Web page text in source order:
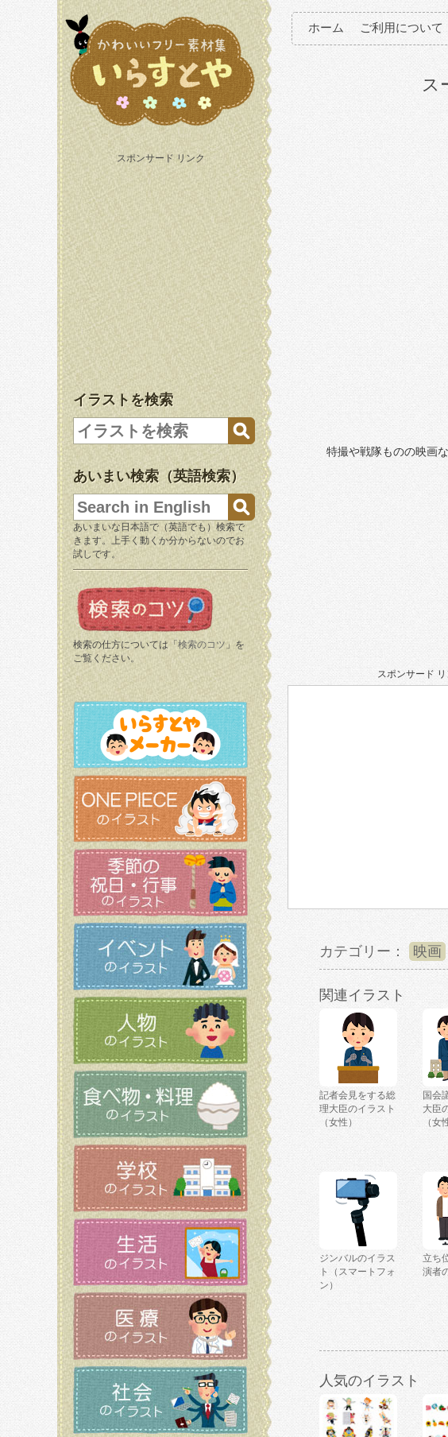
スポンサード リンク
イラストを検索
あいまい検索（英語検索）
あいまいな日本語で（英語でも）検索で
きます。上手く動くか分からないのでお
試しです。
検索の仕方については「 検索のコツ 」を
ご覧ください。
ホーム ご利用について
ス
特撮や戦隊ものの映画
スポンサード リ
カテゴリー： 映画
関連イラスト
記者会見をする総
理大臣のイラスト
（女性）
国会
大臣
（女
ジンバルのイラス
ト（スマートフォ
ン）
立ち
演者
人気のイラスト